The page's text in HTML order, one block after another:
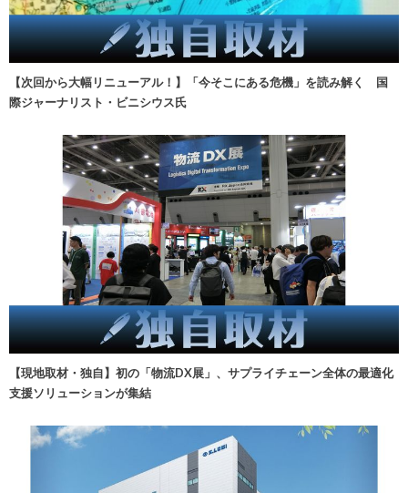
【次回から大幅リニューアル！】「今そこにある危機」を読み解く 国
際ジャーナリスト・ビニシウス氏
【現地取材・独自】初の「物流DX展」、サプライチェーン全体の最適化
支援ソリューションが集結